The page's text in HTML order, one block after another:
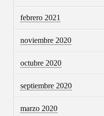
febrero 2021
noviembre 2020
octubre 2020
septiembre 2020
marzo 2020